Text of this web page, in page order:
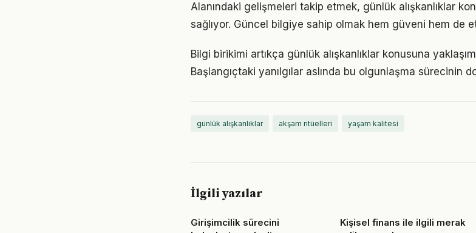
Alanındaki gelişmeleri takip etmek, günlük alışkanlıklar
sağlıyor. Güncel bilgiye sahip olmak hem güveni hem de
Bilgi birikimi artıkça günlük alışkanlıklar konusuna
Başlangıçtaki yanılgılar aslında bu olgunlaşma sürecinin
günlük alışkanlıklar akşam ritüelleri yaşam kalitesi
İlgili yazılar
Girişimcilik sürecini
Kişisel finans ile ilgili merak